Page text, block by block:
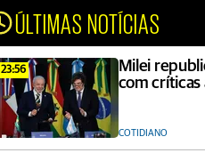
ÚLTIMAS NOTÍCIAS
23:56
Milei
com críticas
COTIDIANO